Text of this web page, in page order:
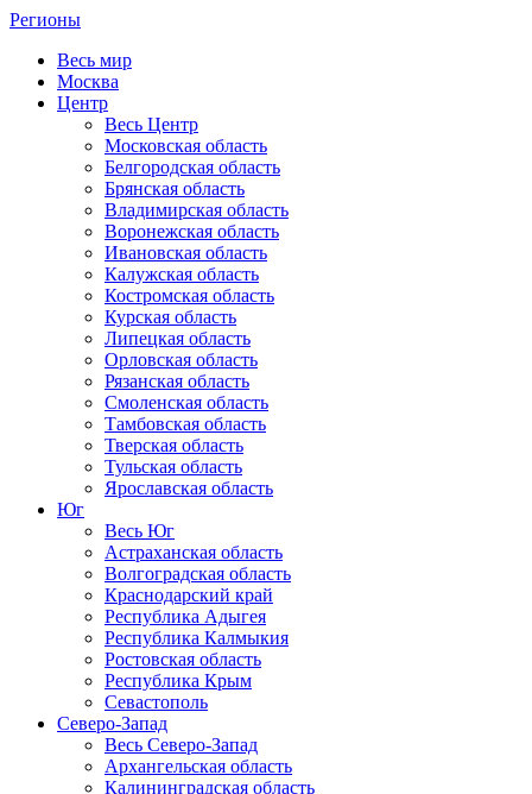
Регионы
Весь мир
Москва
Центр
Весь Центр
Московская область
Белгородская область
Брянская область
Владимирская область
Воронежская область
Ивановская область
Калужская область
Костромская область
Курская область
Липецкая область
Орловская область
Рязанская область
Смоленская область
Тамбовская область
Тверская область
Тульская область
Ярославская область
Юг
Весь Юг
Астраханская область
Волгоградская область
Краснодарский край
Республика Адыгея
Республика Калмыкия
Ростовская область
Республика Крым
Севастополь
Северо-Запад
Весь Северо-Запад
Архангельская область
Калининградская область